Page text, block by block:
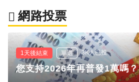
網路投票
1天後結束 單選 3K人已投
您支持2026年再普發1萬嗎？